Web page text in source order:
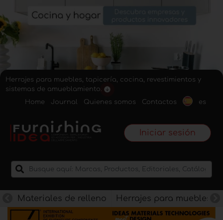
Herrajes para muebles, tapicería, cocina, revestimientos y
sistemas de amueblamiento.
Home
Journal Quienes somos Contactos es
Iniciar sesión
Materiales de relleno Herrajes para muebles